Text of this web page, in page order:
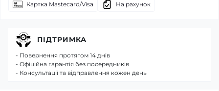
Картка Mastecard/Visa
На рахунок
ПІДТРИМКА
- Повернення протягом 14 днів
- Офіційна гарантія без посередників
- Консультації та відправлення кожен день